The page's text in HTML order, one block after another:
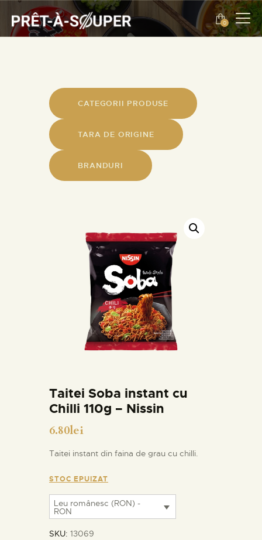
0
ENGLISH
DESPRE NOI
CONTACT
ENGLISH
PROMOTII
CATEGORII PRODUSE
TARA DE ORIGINE
BRANDURI
Taitei Soba instant cu
Chilli 110g – Nissin
6.80lei
Taitei instant din faina de grau cu chilli.
STOC EPUIZAT
Leu românesc (RON) -
RON
SKU: 13069